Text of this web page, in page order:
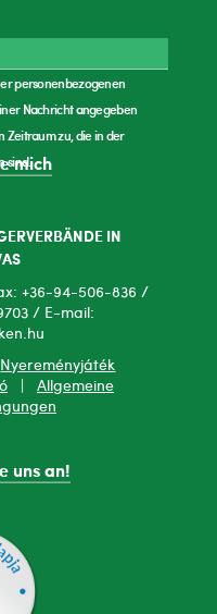
personenbezogenen
Nachricht angegeben
Zeitraum zu, die in der
sind.
mich
IN
+36-94-506-836 /
/ E-mail:
Nyereményjáték
| Allgemeine
uns an!